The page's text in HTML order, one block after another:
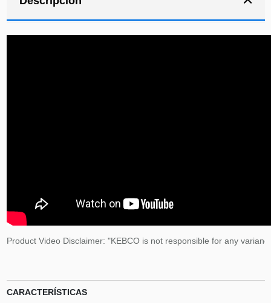
Product Video Disclaimer: "KEBCO is not responsible for any
CARACTERÍSTICAS